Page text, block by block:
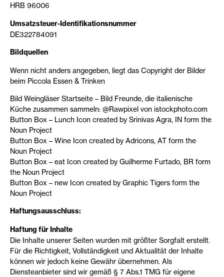
HRB 96006
Umsatzsteuer-Identifikationsnummer
DE322784091
Bildquellen
Wenn nicht anders angegeben, liegt das Copyright der Bilder
beim Piccola Essen & Trinken
Bild Weingläser Startseite – Bild Freunde, die italienische
Küche zusammen sammeln: @Rawpixel von istockphoto.com
Button Box – Lunch Icon created by Srinivas Agra, IN form the
Noun Project
Button Box – Wine Icon created by Adricons, AT form the
Noun Project
Button Box – eat Icon created by Guilherme Furtado, BR form
the Noun Project
Button Box – new Icon created by Graphic Tigers form the
Noun Project
Haftungsausschluss:
Haftung für Inhalte
Die Inhalte unserer Seiten wurden mit größter Sorgfalt erstellt.
Für die Richtigkeit, Vollständigkeit und Aktualität der Inhalte
können wir jedoch keine Gewähr übernehmen. Als
Diensteanbieter sind wir gemäß § 7 Abs.1 TMG für eigene